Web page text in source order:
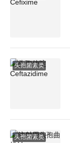
头孢菌素类
头孢菌素类